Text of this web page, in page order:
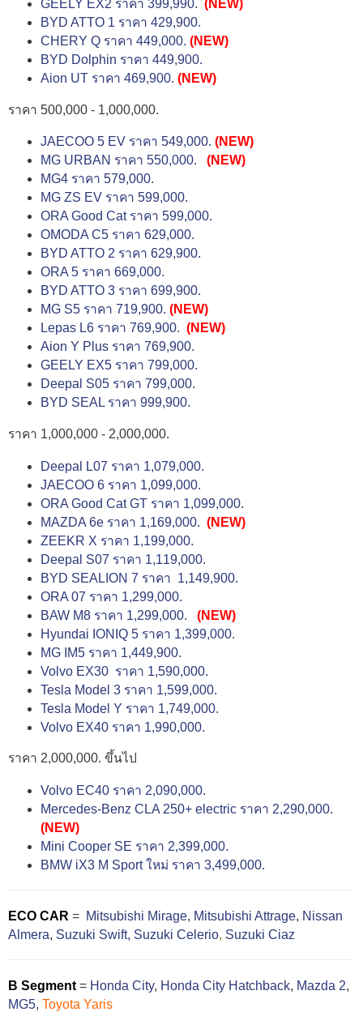
GEELY EX2 ราคา 399,990. (NEW)
BYD ATTO 1 ราคา 429,900.
CHERY Q ราคา 449,000. (NEW)
BYD Dolphin ราคา 449,900.
Aion UT ราคา 469,900. (NEW)
ราคา 500,000 - 1,000,000.
JAECOO 5 EV ราคา 549,000. (NEW)
MG URBAN ราคา 550,000.
(NEW)
MG4 ราคา 579,000.
MG ZS EV ราคา 599,000.
ORA Good Cat ราคา 599,000.
OMODA C5 ราคา 629,000.
BYD ATTO 2 ราคา 629,900.
ORA 5 ราคา 669,000.
BYD ATTO 3 ราคา 699,900.
MG S5 ราคา 719,900. (NEW)
Lepas L6 ราคา 769,900. (NEW)
Aion Y Plus ราคา 769,900.
GEELY EX5 ราคา 799,000.
Deepal S05 ราคา 799,000.
BYD SEAL ราคา 999,900.
ราคา 1,000,000 - 2,000,000.
Deepal L07 ราคา 1,079,000.
JAECOO 6 ราคา 1,099,000.
ORA Good Cat GT ราคา 1,099,000.
MAZDA 6e ราคา 1,169,000. (NEW)
ZEEKR X ราคา 1,199,000.
Deepal S07 ราคา 1,119,000.
BYD SEALION 7 ราคา 1,149,900.
ORA 07 ราคา 1,299,000.
BAW M8 ราคา 1,299,000.
(NEW)
Hyundai IONIQ 5 ราคา 1,399,000.
MG IM5 ราคา 1,449,900.
Volvo EX30 ราคา 1,590,000.
Tesla Model 3 ราคา 1,599,000.
Tesla Model Y ราคา 1,749,000.
Volvo EX40 ราคา 1,990,000.
ราคา 2,000,000. ขึ้นไป
Volvo EC40 ราคา 2,090,000.
Mercedes-Benz CLA 250+ electric ราคา 2,290,000.
(NEW)
Mini Cooper SE ราคา 2,399,000.
BMW iX3 M Sport ใหม่ ราคา 3,499,000.
ECO CAR = Mitsubishi Mirage, Mitsubishi Attrage, Nissan
Almera, Suzuki Swift, Suzuki Celerio, Suzuki Ciaz
B Segment = Honda City, Honda City Hatchback, Mazda 2,
MG5, Toyota Yaris